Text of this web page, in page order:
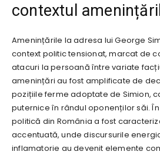
contextul
Amenințările la adresa lui George
context politic tensionat, marcat de
atacuri la persoană între variate
amenințări au fost amplificate de
pozițiile ferme adoptate de Simion,
puternice în rândul oponenților săi.
politică din România a fost
accentuată, unde discursurile
inflamatorie au devenit elemente